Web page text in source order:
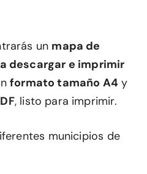
un mapa de
descargar e imprimir
formato tamaño A4 y
, listo para imprimir.
municipios de